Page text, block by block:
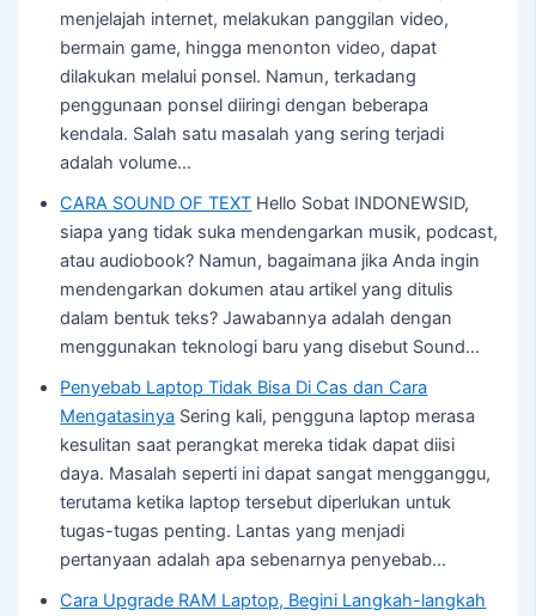
menjelajah internet, melakukan panggilan video,
bermain game, hingga menonton video, dapat
dilakukan melalui ponsel. Namun, terkadang
penggunaan ponsel diiringi dengan beberapa
kendala. Salah satu masalah yang sering terjadi
adalah volume…
CARA SOUND OF TEXT Hello Sobat INDONEWSID,
siapa yang tidak suka mendengarkan musik, podcast,
atau audiobook? Namun, bagaimana jika Anda ingin
mendengarkan dokumen atau artikel yang ditulis
dalam bentuk teks? Jawabannya adalah dengan
menggunakan teknologi baru yang disebut Sound…
Penyebab Laptop Tidak Bisa Di Cas dan Cara
Mengatasinya Sering kali, pengguna laptop merasa
kesulitan saat perangkat mereka tidak dapat diisi
daya. Masalah seperti ini dapat sangat mengganggu,
terutama ketika laptop tersebut diperlukan untuk
tugas-tugas penting. Lantas yang menjadi
pertanyaan adalah apa sebenarnya penyebab…
Cara Upgrade RAM Laptop, Begini Langkah-langkah